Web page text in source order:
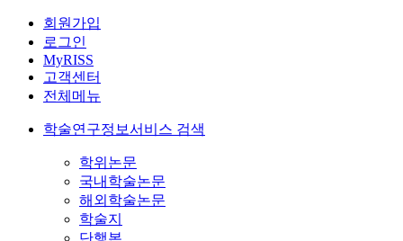
회원가입
로그인
MyRISS
고객센터
전체메뉴
학술연구정보서비스 검색
학위논문
국내학술논문
해외학술논문
학술지
단행본